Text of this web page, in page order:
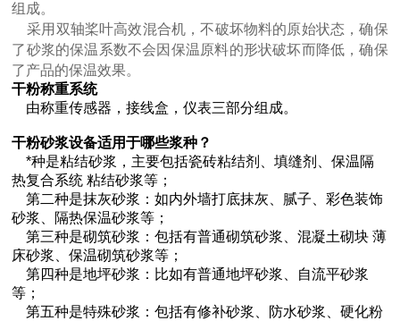
组成。
采用双轴桨叶高效混合机，不破坏物料的原始状态，确保
了砂浆的保温系数不会因保温原料的形状破坏而降低，确保
了产品的保温效果。
干粉称重系统
由称重传感器，接线盒，仪表三部分组成。
干粉砂浆设备适用于哪些浆种？
*种是粘结砂浆，主要包括瓷砖粘结剂、填缝剂、保温隔
热复合系统 粘结砂浆等；
第二种是抹灰砂浆：如内外墙打底抹灰、腻子、彩色装饰
砂浆、隔热保温砂浆等；
第三种是砌筑砂浆：包括有普通砌筑砂浆、混凝土砌块 薄
床砂浆、保温砌筑砂浆等；
第四种是地坪砂浆：比如有普通地坪砂浆、自流平砂浆
等；
第五种是特殊砂浆：包括有修补砂浆、防水砂浆、硬化粉